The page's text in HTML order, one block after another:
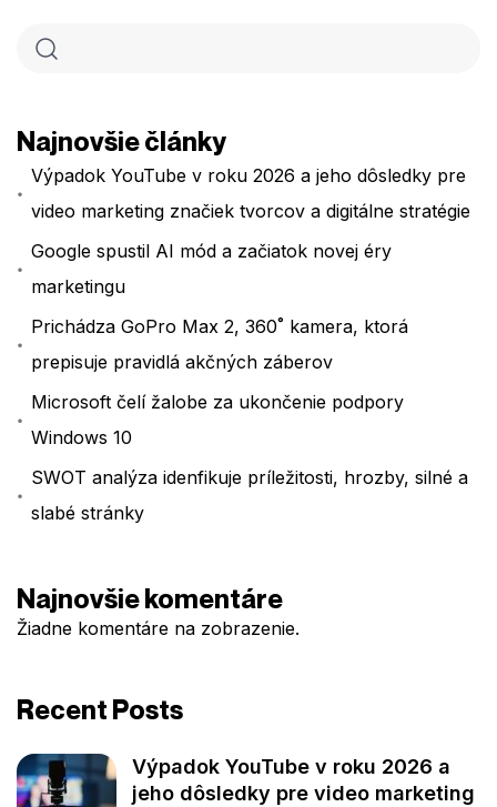
Najnovšie články
Výpadok YouTube v roku 2026 a jeho dôsledky pre
video marketing značiek tvorcov a digitálne stratégie
Google spustil AI mód a začiatok novej éry
marketingu
Prichádza GoPro Max 2, 360˚ kamera, ktorá
prepisuje pravidlá akčných záberov
Microsoft čelí žalobe za ukončenie podpory
Windows 10
SWOT analýza idenfikuje príležitosti, hrozby, silné a
slabé stránky
Najnovšie komentáre
Žiadne komentáre na zobrazenie.
Recent Posts
Výpadok YouTube v roku 2026 a
jeho dôsledky pre video marketing